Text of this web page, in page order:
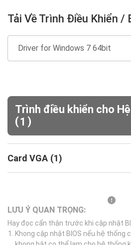
Tải Về Trình Điều Khiển /
Trình điều khiển cho
(1 )
Card VGA (1)
LƯU Ý QUAN TRỌNG:
Hay đọc cẩn thận trước khi cập nhật
Khong cập nhật BIOS nếu hệ thống